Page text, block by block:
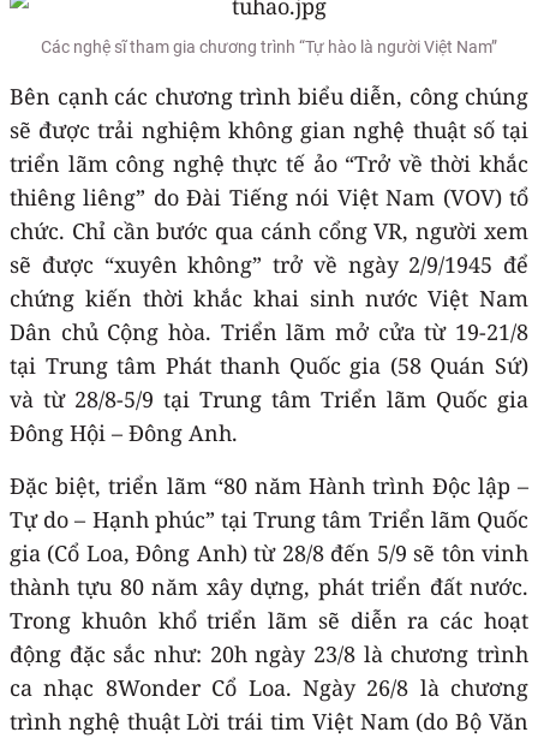
Các nghệ sĩ tham gia chương trình “Tự hào là người Việt Nam”
Bên cạnh các chương trình biểu diễn, công chúng
sẽ được trải nghiệm không gian nghệ thuật số tại
triển lãm công nghệ thực tế ảo “Trở về thời khắc
thiêng liêng” do Đài Tiếng nói Việt Nam (VOV) tổ
chức. Chỉ cần bước qua cánh cổng VR, người xem
sẽ được “xuyên không” trở về ngày 2/9/1945 để
chứng kiến thời khắc khai sinh nước Việt Nam
Dân chủ Cộng hòa. Triển lãm mở cửa từ 19-21/8
tại Trung tâm Phát thanh Quốc gia (58 Quán Sứ)
và từ 28/8-5/9 tại Trung tâm Triển lãm Quốc gia
Đông Hội – Đông Anh.
Đặc biệt, triển lãm “80 năm Hành trình Độc lập –
Tự do – Hạnh phúc” tại Trung tâm Triển lãm Quốc
gia (Cổ Loa, Đông Anh) từ 28/8 đến 5/9 sẽ tôn vinh
thành tựu 80 năm xây dựng, phát triển đất nước.
Trong khuôn khổ triển lãm sẽ diễn ra các hoạt
động đặc sắc như: 20h ngày 23/8 là chương trình
ca nhạc 8Wonder Cổ Loa. Ngày 26/8 là chương
trình nghệ thuật Lời trái tim Việt Nam (do Bộ Văn